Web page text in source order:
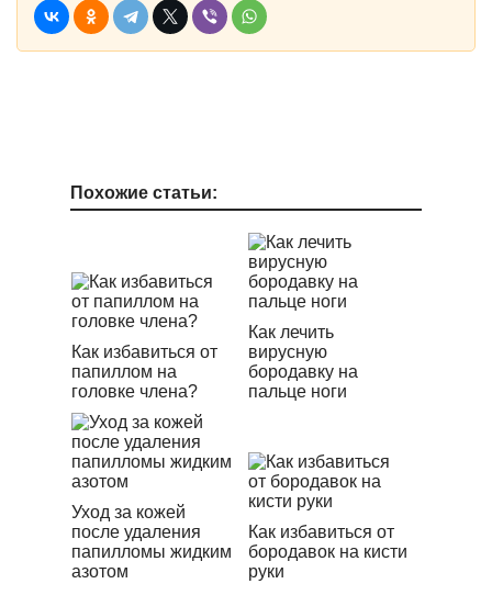
Похожие статьи:
Как избавиться от
папиллом на
головке члена?
Как лечить
вирусную
бородавку на
пальце ноги
Уход за кожей
после удаления
папилломы жидким
азотом
Как избавиться от
бородавок на кисти
руки